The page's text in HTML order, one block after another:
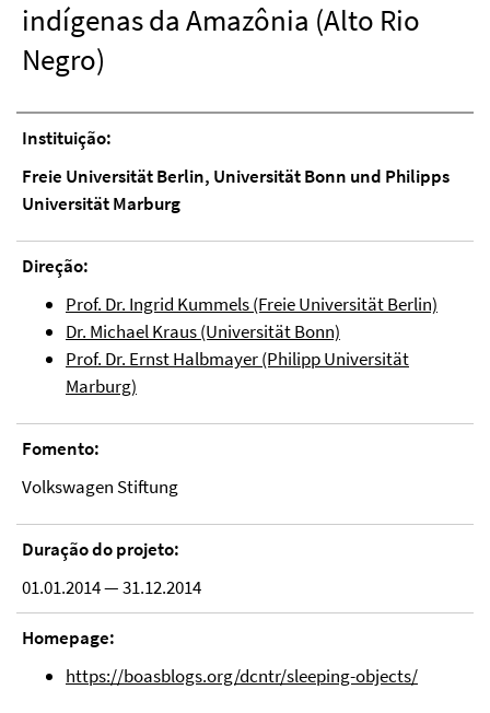
indígenas da Amazônia (Alto Rio
Negro)
Instituição:
Freie Universität Berlin, Universität Bonn und Philipps
Universität Marburg
Direção:
Prof. Dr. Ingrid Kummels (Freie Universität Berlin)
Dr. Michael Kraus (Universität Bonn)
Prof. Dr. Ernst Halbmayer (Philipp Universität
Marburg)
Fomento:
Volkswagen Stiftung
Duração do projeto:
01.01.2014 — 31.12.2014
Homepage:
https://boasblogs.org/dcntr/sleeping-objects/